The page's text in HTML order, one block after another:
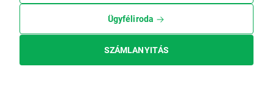
Ügyféliroda
SZÁMLANYITÁS